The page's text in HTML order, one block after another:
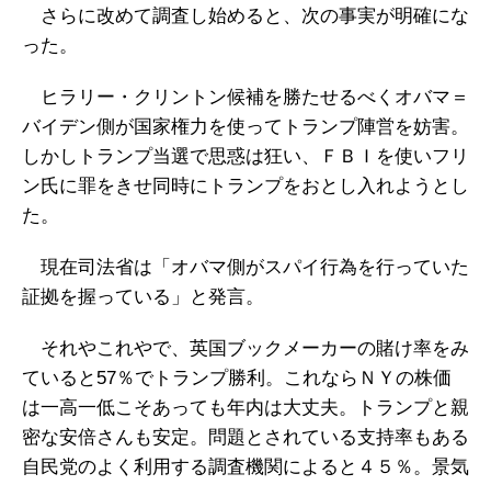
さらに改めて調査し始めると、次の事実が明確にな
った。
ヒラリー・クリントン候補を勝たせるべくオバマ＝
バイデン側が国家権力を使ってトランプ陣営を妨害。
しかしトランプ当選で思惑は狂い、ＦＢＩを使いフリ
ン氏に罪をきせ同時にトランプをおとし入れようとし
た。
現在司法省は「オバマ側がスパイ行為を行っていた
証拠を握っている」と発言。
それやこれやで、英国ブックメーカーの賭け率をみ
ていると57％でトランプ勝利。これならＮＹの株価
は一高一低こそあっても年内は大丈夫。トランプと親
密な安倍さんも安定。問題とされている支持率もある
自民党のよく利用する調査機関によると４５％。景気